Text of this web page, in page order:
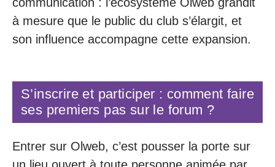
à mesure que le public du club s’élargit, et
son influence accompagne cette expansion.
S’inscrire et participer : comment faire
ses premiers pas sur le forum ?
Entrer sur Olweb, c’est pousser la porte sur
un lieu ouvert à toute personne animée par